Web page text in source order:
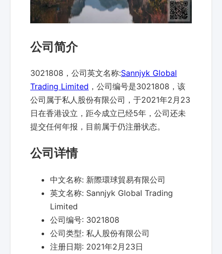
公司简介
3021808，公司英文名称:Sannjyk Global
Trading Limited ，公司编号是3021808，该
公司属于私人股份有限公司，于2021年2月23
日在香港设立，距今成立已经5年，公司还未
提交任何年报，目前属于仍注册状态。
公司详情
中文名称: 新際環球貿易有限公司
英文名称: Sannjyk Global Trading
Limited
公司编号: 3021808
公司类型: 私人股份有限公司
注册日期: 2021年2月23日